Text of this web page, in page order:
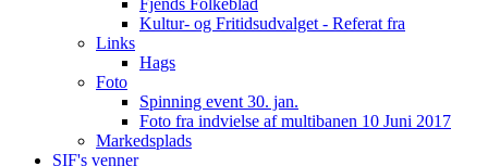
Fjends Folkeblad
Kultur- og Fritidsudvalget - Referat fra
Links
Hags
Foto
Spinning event 30. jan.
Foto fra indvielse af multibanen 10 Juni 2017
Markedsplads
SIF's venner